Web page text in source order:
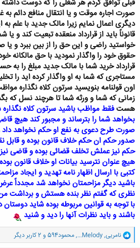
قبلی توافق کردم هر شغلی را که دوست داشته
صورت اجاره موقت و یا انتقال منافع دائم
دیگری اعمال نمایم زیرا مالک جدید با علم
قانوناً باید از قرارداد منعقده تبعیت کند و یا
خواستید راضی و این حق را از بین ببرد و یا
حقوق خود را واگذار نمودید با حق مالکانه
قرارداد خرید شما با مالک جدید مبلغ را به
مستاجری که شما به او واگذار کرده اید را
اون قولنامه بنویسید سرتون کلاه نگذاره
زمانی که شما و ورثه شما تا هرچند نسل که
هستفقط مواظب باشید سرتون کلاه
بخواهد شما را بترساند و مجبور کند هیچ
صورت طرح دعوی به نفع او حکم نخواهد داد
صدور حکم ان حکم خلاف قانون بوده و قابل
حکم نیز عملش تخلف قضائی بوده و قاضی
هیچ عنوان نترسید بیانات او خلاف قانون
کتبی با ارسال اظهار نامه تهدید و ایجاد
باشید دیگر مزاحمتان نخواهد شد مجدداً
نظری که گفتم نظر بنده هستش و برداشت
با توجه به قوانین مربوطه بوده شاید
باشند و باید نظرات آنها را دید و شنید
و
ا
نامریی,
...Melody
,محمود594 و 2 کاربر دیگر